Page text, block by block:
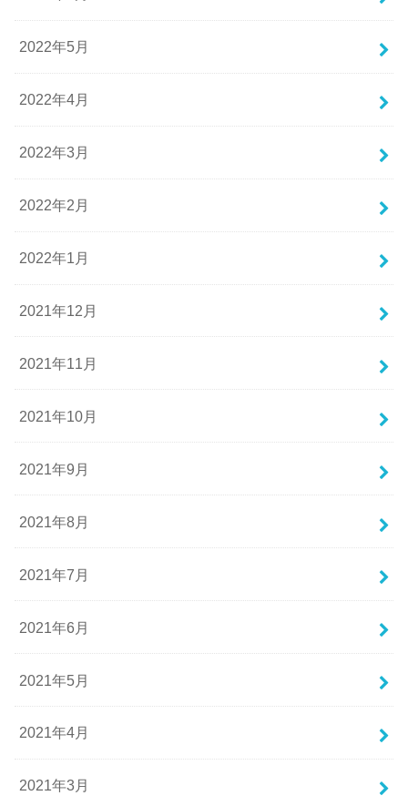
2022年5月
2022年4月
2022年3月
2022年2月
2022年1月
2021年12月
2021年11月
2021年10月
2021年9月
2021年8月
2021年7月
2021年6月
2021年5月
2021年4月
2021年3月